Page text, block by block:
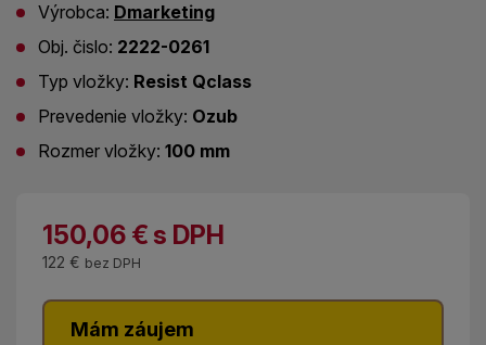
150,06 € s DPH
122 € bez DPH
Mám záujem
Výrobca: Dmarketing
Obj. čislo: 2222-0261
Typ vložky: Resist Qclass
Prevedenie vložky: Ozub
Rozmer vložky: 100 mm